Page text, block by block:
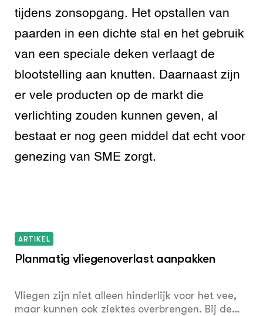
tijdens zonsopgang. Het opstallen van
paarden in een dichte stal en het gebruik
van een speciale deken verlaagt de
blootstelling aan knutten. Daarnaast zijn
er vele producten op de markt die
verlichting zouden kunnen geven, al
bestaat er nog geen middel dat echt voor
genezing van SME zorgt.
ARTIKEL
Planmatig vliegenoverlast aanpakken
Vliegen zijn niet alleen hinderlijk voor het vee,
maar kunnen ook ziektes overbrengen. Bij de